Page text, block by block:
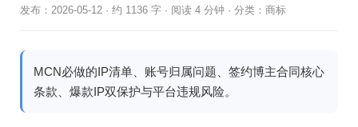
发布：2026-05-12 · 约 1136 字 · 阅读 4 分钟 · 分类： 商标
MCN必做的IP清单、账号归属问题、签约博主合同核心
条款、爆款IP双保护与平台违规风险。